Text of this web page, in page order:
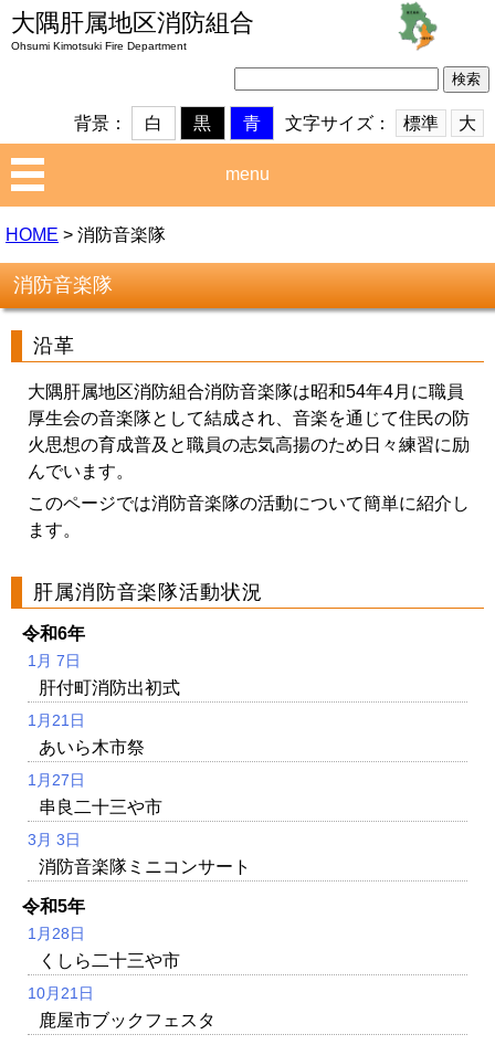
大隅肝属地区消防組合
Ohsumi Kimotsuki Fire Department
検
索:
文字サイズ：
標準 大
背景： 白 黒 青
menu
HOME > 消防音楽隊
消防音楽隊
沿革
大隅肝属地区消防組合消防音楽隊は昭和54年4月に職員
厚生会の音楽隊として結成され、音楽を通じて住民の防
火思想の育成普及と職員の志気高揚のため日々練習に励
んでいます。
このページでは消防音楽隊の活動について簡単に紹介し
ます。
肝属消防音楽隊活動状況
令和6年
1月 7日
肝付町消防出初式
1月21日
あいら木市祭
1月27日
串良二十三や市
3月 3日
消防音楽隊ミニコンサート
令和5年
1月28日
くしら二十三や市
10月21日
鹿屋市ブックフェスタ